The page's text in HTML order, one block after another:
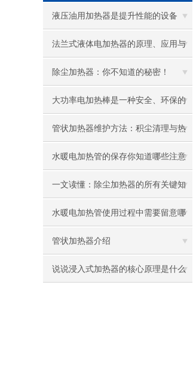
液压油用加热器是提升性能的设备
法兰式液体电加热器的原理、应用与
优势
除尘加热器：你不知道的秘密！
大功率电加热棒是一种安全、环保的
加热设备
管状加热器维护方法：积尘清理与热
效率提升技巧
水暖电加热管的保存你知道哪些注意
事项呢
一文读懂：除尘加热器的所有关键知
识
水暖电加热管使用过程中需要留意哪
些地方
管状加热器介绍
说说浸入式加热器的核心原理是什么